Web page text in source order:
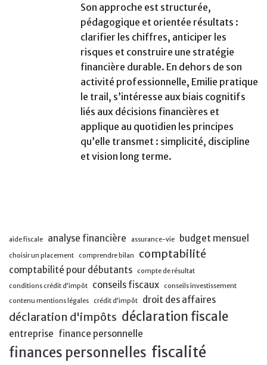
Son approche est structurée,
pédagogique et orientée résultats :
clarifier les chiffres, anticiper les
risques et construire une stratégie
financière durable. En dehors de son
activité professionnelle, Emilie pratique
le trail, s’intéresse aux biais cognitifs
liés aux décisions financières et
applique au quotidien les principes
qu’elle transmet : simplicité, discipline
et vision long terme.
aide fiscale analyse financière assurance-vie budget mensuel
choisir un placement comprendre bilan comptabilité
comptabilité pour débutants
compte de résultat
conditions crédit d’impôt
conseils fiscaux
conseils investissement
contenu mentions légales
crédit d’impôt droit des affaires
déclaration d'impôts déclaration fiscale
entreprise finance personnelle
finances personnelles fiscalité